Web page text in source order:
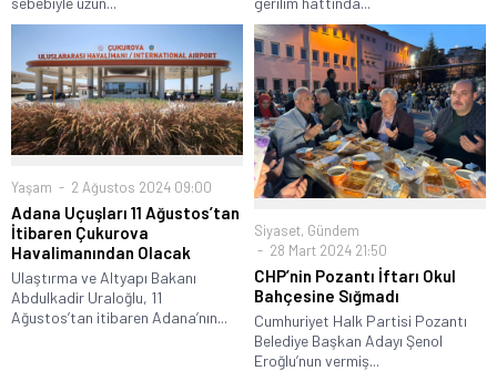
Yaşam 2 Ağustos 2024 09:00
Adana Uçuşları 11 Ağustos’tan
İtibaren Çukurova
Havalimanından Olacak
Ulaştırma ve Altyapı Bakanı
Abdulkadir Uraloğlu, 11
Ağustos’tan itibaren Adana’nın...
Siyaset, Gündem
28 Mart 2024 21:50
CHP’nin Pozantı İftarı Okul
Bahçesine Sığmadı
Cumhuriyet Halk Partisi Pozantı
Belediye Başkan Adayı Şenol
Eroğlu’nun vermiş...